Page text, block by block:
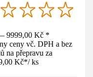
9999,00 Kč *
ceny vč. DPH a bez
na přepravu za
Kč*/ ks